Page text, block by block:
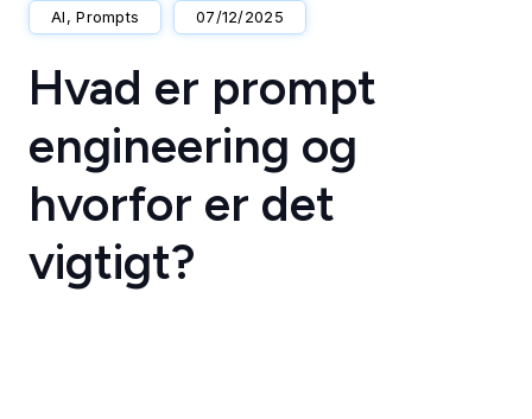
AI,Prompts 07/12/2025
Hvad er prompt
engineering og
hvorfor er det
vigtigt?